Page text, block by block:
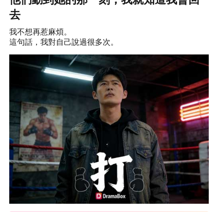
去
我不想再惹麻煩。
這句話，我對自己說過很多次。